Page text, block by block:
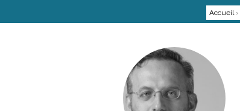
Accueil ›